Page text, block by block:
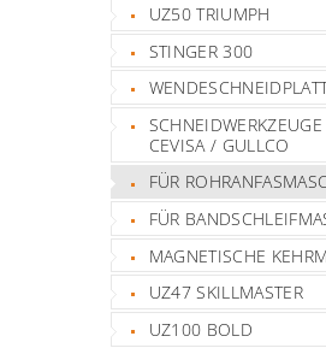
UZ50 TRIUMPH
STINGER 300
CEVISA / GULLCO
FÜR
FÜR
MAGNETISCHE
UZ47 SKILLMASTER
UZ100 BOLD